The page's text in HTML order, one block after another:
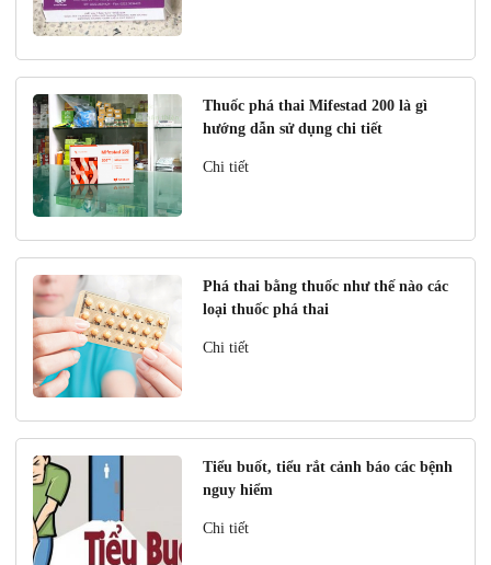
Thuốc phá thai Mifestad 200 là gì
hướng dẫn sử dụng chi tiết
Chi tiết
Phá thai bằng thuốc như thế nào các
loại thuốc phá thai
Chi tiết
Tiểu buốt, tiểu rắt cảnh báo các bệnh
nguy hiểm
Chi tiết